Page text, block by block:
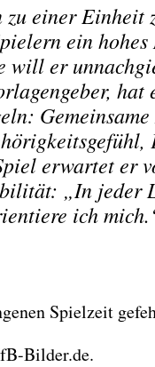
einer Ein­heit
ein
will er
erwar­tet er
„In jeder
ich
Spiel­zeit
Bilder.de.